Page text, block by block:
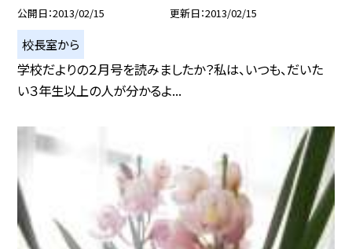
公開日 2013/02/15 更新日 2013/02/15
校長室から
学校だよりの２月号を読みましたか？私は、いつも、だいた
い３年生以上の人が分かるよ...